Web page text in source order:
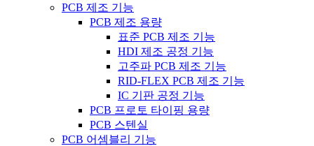
PCB 제조 기능
PCB 제조 용량
표준 PCB 제조 기능
HDI 제조 공정 기능
고주파 PCB 제조 기능
RID-FLEX PCB 제조 기능
IC 기판 공정 기능
PCB 프로토 타이핑 용량
PCB 스텐실
PCB 어셈블리 기능